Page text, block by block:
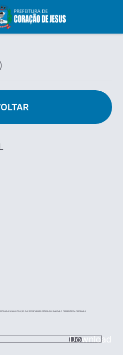
A MANUTENÇÃO DAS SECRETARIAS DESTA MUNICIPALIDADE, PARA ENTREGA PARCELADA,
Download